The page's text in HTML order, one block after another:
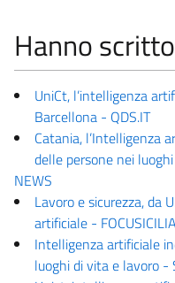
Hanno scritto
UniCt, l’intelligenza
Barcellona - QDS.IT
Catania, l’Intelligenza
delle persone nei
NEWS
Lavoro e sicurezza, da
artificiale - FOCUSICILIA
Intelligenza artificiale
luoghi di vita e lavoro -